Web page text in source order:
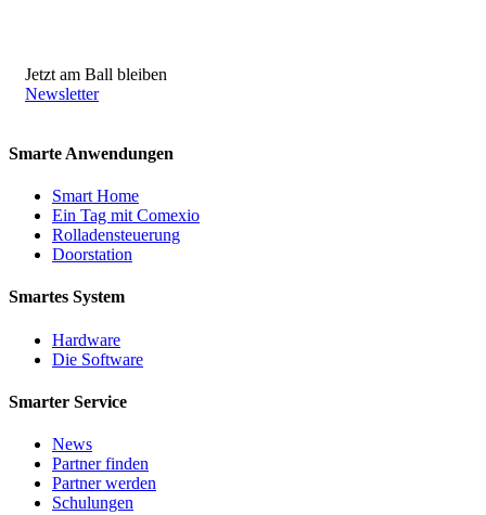
Jetzt am Ball bleiben
Newsletter
Smarte Anwendungen
Smart Home
Ein Tag mit Comexio
Rolladensteuerung
Doorstation
Smartes System
Hardware
Die Software
Smarter Service
News
Partner finden
Partner werden
Schulungen